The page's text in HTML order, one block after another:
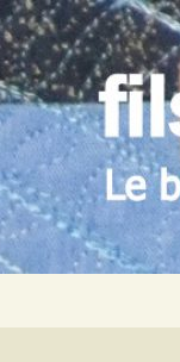
Aller
au
contenu